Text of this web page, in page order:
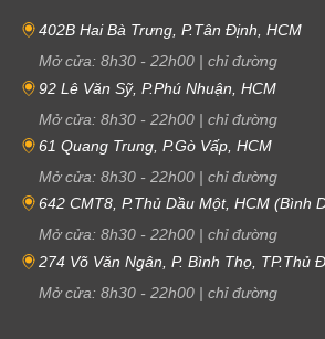
402B Hai Bà Trưng, P.Tân Định, HCM
Mở cửa: 8h30 - 22h00 | chỉ đường
92 Lê Văn Sỹ, P.Phú Nhuận, HCM
Mở cửa: 8h30 - 22h00 | chỉ đường
61 Quang Trung, P.Gò Vấp, HCM
Mở cửa: 8h30 - 22h00 | chỉ đường
642 CMT8, P.Thủ Dầu Một, HCM (Bình
Mở cửa: 8h30 - 22h00 | chỉ đường
274 Võ Văn Ngân, P. Bình Thọ, TP.Thủ
Mở cửa: 8h30 - 22h00 | chỉ đường